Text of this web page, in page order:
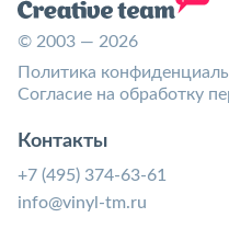
© 2003 — 2026
Политика
Согласие на обработку
Контакты
+7 (495) 374-63-61
info@vinyl-tm.ru